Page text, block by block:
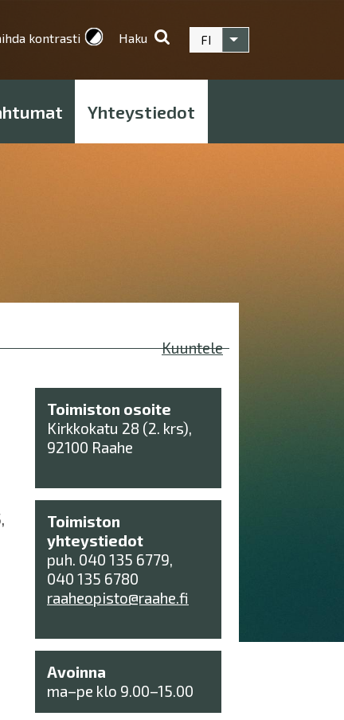
kontrasti Haku FI Listaa lisätoiminnot
Yhteystiedot
Kuuntele
Toimiston osoite
Kirkkokatu 28 (2. krs),
92100 Raahe
Toimiston
yhteystiedot
puh. 040 135 6779,
040 135 6780
raaheopisto@raahe.fi
Avoinna
ma–pe klo 9.00–15.00